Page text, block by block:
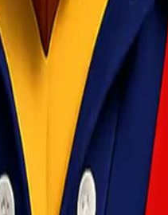
pilihan terbaik. Hubungi
indonesia Jasa Ekspedisi